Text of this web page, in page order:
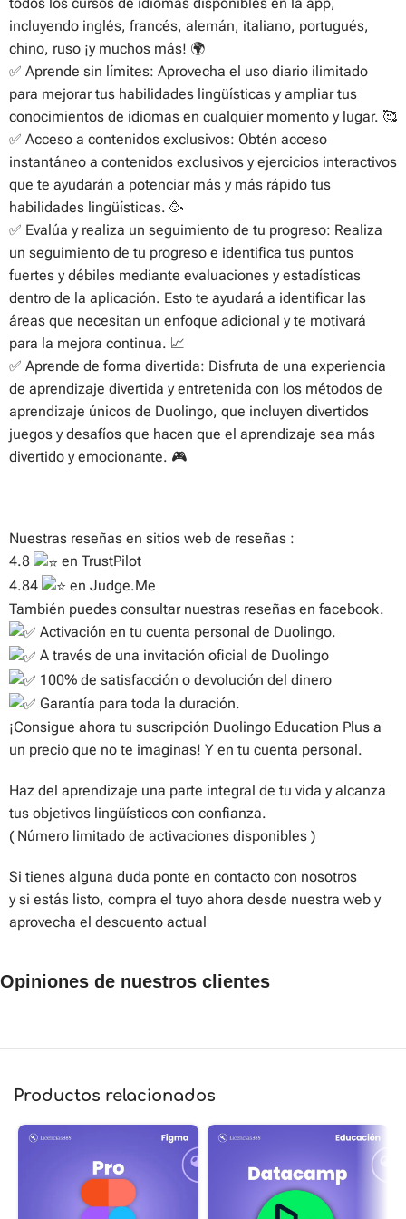
incluyendo inglés, francés, alemán, italiano, portugués,
chino, ruso ¡y muchos más! 🌍
✅ Aprende sin límites: Aprovecha el uso diario ilimitado
para mejorar tus habilidades lingüísticas y ampliar tus
conocimientos de idiomas en cualquier momento y lugar. 🥰
✅ Acceso a contenidos exclusivos: Obtén acceso
instantáneo a contenidos exclusivos y ejercicios interactivos
que te ayudarán a potenciar más y más rápido tus
habilidades lingüísticas. 🥳
✅ Evalúa y realiza un seguimiento de tu progreso: Realiza
un seguimiento de tu progreso e identifica tus puntos
fuertes y débiles mediante evaluaciones y estadísticas
dentro de la aplicación. Esto te ayudará a identificar las
áreas que necesitan un enfoque adicional y te motivará
para la mejora continua. 📈
✅ Aprende de forma divertida: Disfruta de una experiencia
de aprendizaje divertida y entretenida con los métodos de
aprendizaje únicos de Duolingo, que incluyen divertidos
juegos y desafíos que hacen que el aprendizaje sea más
divertido y emocionante. 🎮
Nuestras reseñas en sitios web de reseñas :
4.8
en TrustPilot
4.84
en Judge.Me
También puedes consultar nuestras reseñas en facebook.
Activación en tu cuenta personal de Duolingo.
A través de una invitación oficial de Duolingo
100% de satisfacción o devolución del dinero
Garantía para toda la duración.
¡Consigue ahora tu suscripción Duolingo Education Plus a
un precio que no te imaginas! Y en tu cuenta personal.
Haz del aprendizaje una parte integral de tu vida y alcanza
tus objetivos lingüísticos con confianza.
( Número limitado de activaciones disponibles )
Si tienes alguna duda ponte en contacto con nosotros
y si estás listo, compra el tuyo ahora desde nuestra web y
aprovecha el descuento actual
Opiniones de nuestros clientes
Orlando
Excelete servicio
Thu Feb 12 2026 02:10:41 GMT+0000 (Coordinated Universal
Duolingo Education Plus
Productos relacionados